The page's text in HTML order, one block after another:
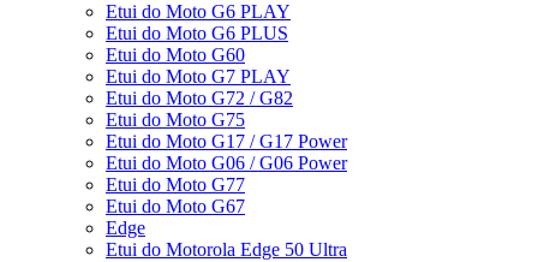
Etui do Moto G6 PLAY
Etui do Moto G6 PLUS
Etui do Moto G60
Etui do Moto G7 PLAY
Etui do Moto G72 / G82
Etui do Moto G75
Etui do Moto G17 / G17 Power
Etui do Moto G06 / G06 Power
Etui do Moto G77
Etui do Moto G67
Edge
Etui do Motorola Edge 50 Ultra